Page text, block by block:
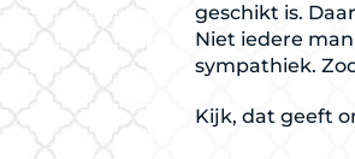
geschikt is.
Niet iedere
sympathiek.
Kijk, dat geeft